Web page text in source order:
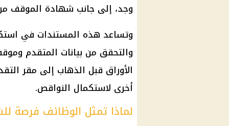
وجد، إلى جانب شهادة الموقف
وتساعد هذه المستندات في
والتحقق من بيانات المتقدم
الأوراق قبل الذهاب إلى مقر
أخرى لاستكمال النواقص.
لماذا تمثل الوظائف فرصة